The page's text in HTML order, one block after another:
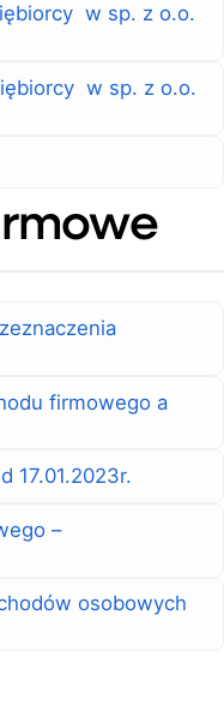
w sp. z o.o.
w sp. z o.o.
firmowego a
17.01.2023r.
–
osobowych